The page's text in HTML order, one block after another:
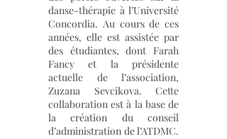
danse-thérapie à l’Université
Concordia. Au cours de ces
années, elle est assistée par
des étudiantes, dont Farah
Fancy et la présidente
actuelle de l’association,
Zuzana Sevcikova. Cette
collaboration est à la base de
la création du conseil
d’administration de l’ATDMC.